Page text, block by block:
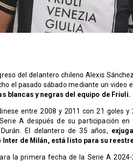
del delantero chileno Alexis
el pasado sábado mediante un video
blancas y negras del equipo de Friuli.
entre 2008 y 2011 con 21 goles
A después de su participación
El delantero de 35 años,
Inter de Milán, está listo para su
la primera fecha de la Serie A